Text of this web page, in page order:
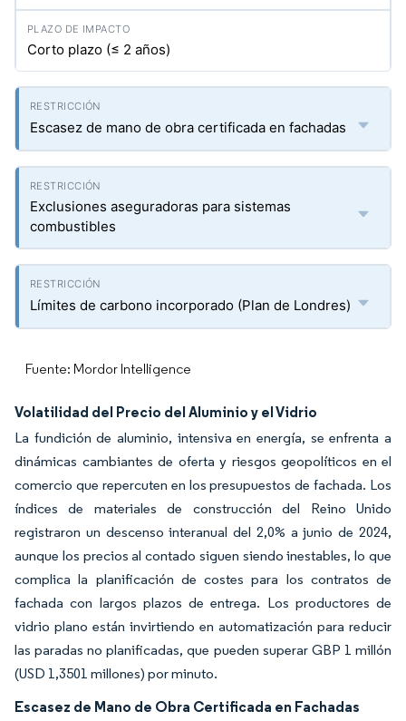
Corto plazo (≤ 2 años)
Escasez de mano de obra certificada en fachadas
Exclusiones aseguradoras para sistemas
combustibles
Límites de carbono incorporado (Plan de Londres)
Fuente: Mordor Intelligence
Volatilidad del Precio del Aluminio y el Vidrio
La fundición de aluminio, intensiva en energía, se enfrenta a
dinámicas cambiantes de oferta y riesgos geopolíticos en el
comercio que repercuten en los presupuestos de fachada. Los
índices de materiales de construcción del Reino Unido
registraron un descenso interanual del 2,0% a junio de 2024,
aunque los precios al contado siguen siendo inestables, lo que
complica la planificación de costes para los contratos de
fachada con largos plazos de entrega. Los productores de
vidrio plano están invirtiendo en automatización para reducir
las paradas no planificadas, que pueden superar GBP 1 millón
(USD 1,3501 millones) por minuto.
Escasez de Mano de Obra Certificada en Fachadas